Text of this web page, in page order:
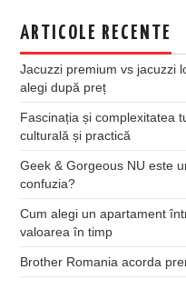
ARTICOLE RECENTE
Jacuzzi premium vs jacuzzi
alegi după preț
Fascinația și complexitatea
culturală și practică
Geek & Gorgeous NU este
confuzia?
Cum alegi un apartament
valoarea în timp
Brother Romania acorda